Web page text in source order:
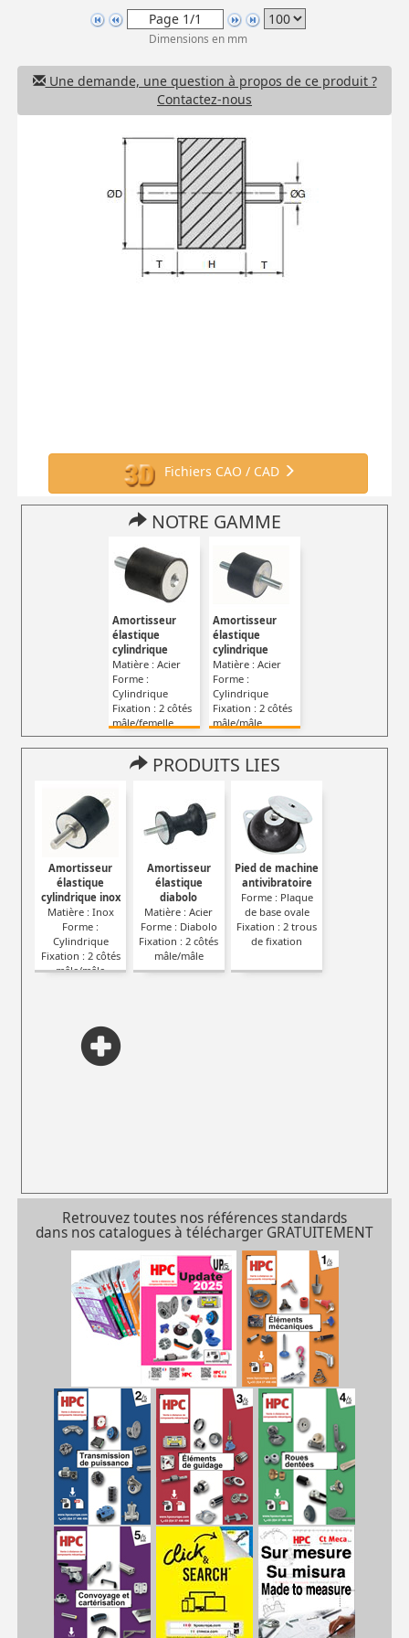
Dimensions en mm
Une demande, une question à propos de ce produit ?
Contactez-nous
Fichiers CAO / CAD
NOTRE GAMME
Amortisseur
élastique
cylindrique
Matière : Acier
Forme :
Cylindrique
Fixation : 2 côtés
mâle/femelle
Amortisseur
élastique
cylindrique
Matière : Acier
Forme :
Cylindrique
Fixation : 2 côtés
mâle/mâle
PRODUITS LIES
Amortisseur
élastique
cylindrique inox
Matière : Inox
Forme :
Cylindrique
Fixation : 2 côtés
mâle/mâle
Amortisseur
élastique
diabolo
Matière : Acier
Forme : Diabolo
Fixation : 2 côtés
mâle/mâle
Pied de machine
antivibratoire
Forme : Plaque
de base ovale
Fixation : 2 trous
de fixation
Retrouvez toutes nos références standards
dans nos catalogues à télécharger GRATUITEMENT